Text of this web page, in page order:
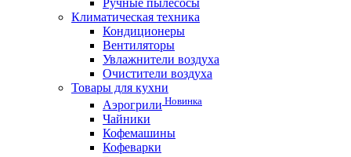
Ручные пылесосы
Климатическая техника
Кондиционеры
Вентиляторы
Увлажнители воздуха
Очистители воздуха
Товары для кухни
Аэрогрили Новинка
Чайники
Кофемашины
Кофеварки